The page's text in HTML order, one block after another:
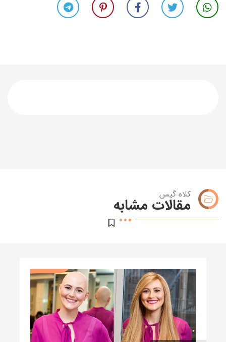
کلاه گیس
مقالات مشابه